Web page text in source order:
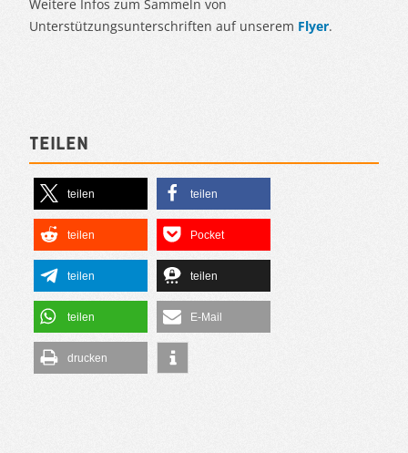
Weitere Infos zum Sammeln von
Unterstützungsunterschriften auf unserem Flyer.
Teilen
teilen teilen
teilen Pocket
teilen teilen
teilen E-Mail
drucken